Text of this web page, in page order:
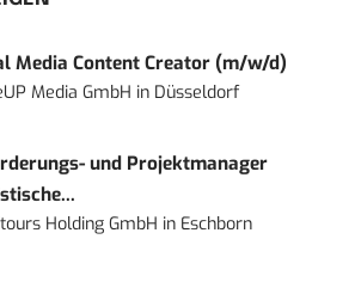
Media Content Creator (m/w/d)
Media GmbH in Düsseldorf
und Projektmanager
Holding GmbH in Eschborn